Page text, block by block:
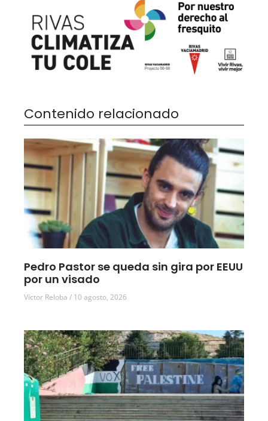
Contenido relacionado
Pedro Pastor se queda sin gira por EEUU
por un visado
Víctor Reloba 10 agosto, 2026